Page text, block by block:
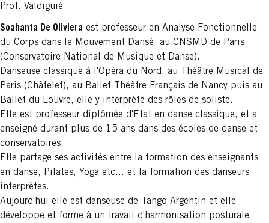
Prof. Valdiguié
Soahanta De Oliviera est professeur en Analyse Fonctionnelle
du Corps dans le Mouvement Dansé au CNSMD de Paris
(Conservatoire National de Musique et Danse).
Danseuse classique à l'Opéra du Nord, au Théâtre Musical de
Paris (Châtelet), au Ballet Théâtre Français de Nancy puis au
Ballet du Louvre, elle y interprète des rôles de soliste.
Elle est professeur diplômée d'Etat en danse classique, et a
enseigné durant plus de 15 ans dans des écoles de danse et
conservatoires.
Elle partage ses activités entre la formation des enseignants
en danse, Pilates, Yoga etc... et la formation des danseurs
interprètes.
Aujourd'hui elle est danseuse de Tango Argentin et elle
développe et forme à un travail d'harmonisation posturale